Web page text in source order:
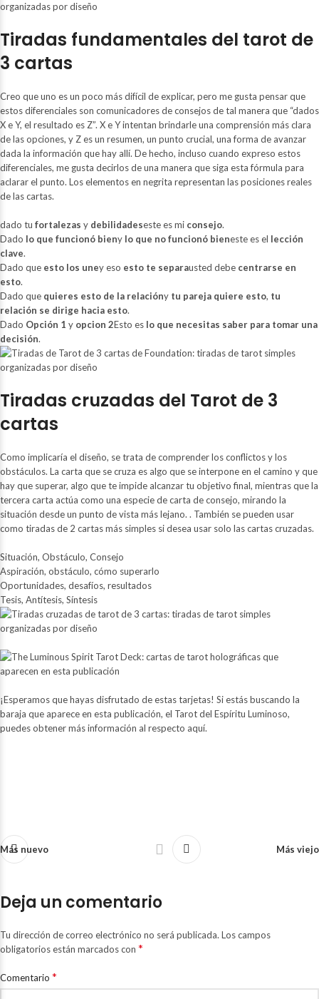
Tiradas fundamentales del tarot de
3 cartas
Creo que uno es un poco más difícil de explicar, pero me gusta pensar que
estos diferenciales son comunicadores de consejos de tal manera que “dados
X e Y, el resultado es Z”. X e Y intentan brindarle una comprensión más clara
de las opciones, y Z es un resumen, un punto crucial, una forma de avanzar
dada la información que hay allí. De hecho, incluso cuando expreso estos
diferenciales, me gusta decirlos de una manera que siga esta fórmula para
aclarar el punto. Los elementos en negrita representan las posiciones reales
de las cartas.
dado tu fortalezas y debilidadeseste es mi consejo.
Dado lo que funcionó bieny lo que no funcionó bieneste es el lección
clave.
Dado que esto los uney eso esto te separausted debe centrarse en
esto.
Dado que quieres esto de la relacióny tu pareja quiere esto, tu
relación se dirige hacia esto.
Dado Opción 1 y opcion 2Esto es lo que necesitas saber para tomar una
decisión.
Tiradas cruzadas del Tarot de 3
cartas
Como implicaría el diseño, se trata de comprender los conflictos y los
obstáculos. La carta que se cruza es algo que se interpone en el camino y que
hay que superar, algo que te impide alcanzar tu objetivo final, mientras que la
tercera carta actúa como una especie de carta de consejo, mirando la
situación desde un punto de vista más lejano. . También se pueden usar
como tiradas de 2 cartas más simples si desea usar solo las cartas cruzadas.
Situación, Obstáculo, Consejo
Aspiración, obstáculo, cómo superarlo
Oportunidades, desafíos, resultados
Tesis, Antítesis, Síntesis
¡Esperamos que hayas disfrutado de estas tarjetas! Si estás buscando la
baraja que aparece en esta publicación, el Tarot del Espíritu Luminoso,
puedes obtener más información al respecto aquí.
Más nuevo Más viejo
Deja un comentario
Tu dirección de correo electrónico no será publicada. Los campos
obligatorios están marcados con *
Comentario *